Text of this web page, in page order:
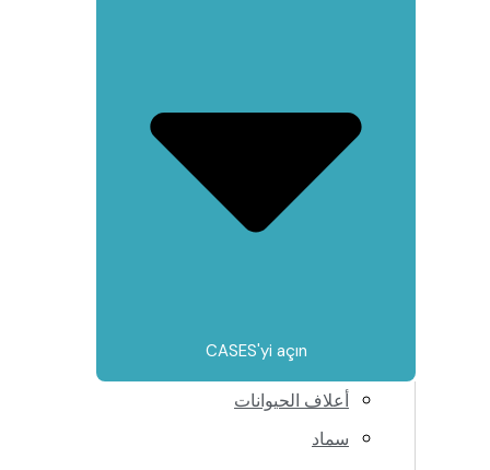
CASES'yi açın
أعلاف الحيوانات
سماد